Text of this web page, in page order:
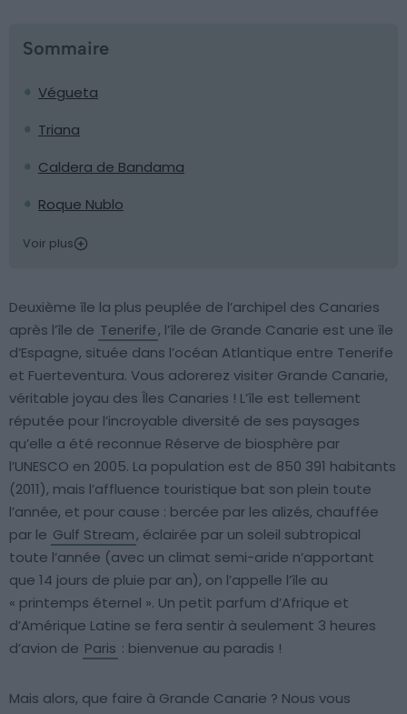
Sommaire
Végueta
Triana
Caldera de Bandama
Roque Nublo
Voir plus
Deuxième île la plus peuplée de l’archipel des Canaries
après l’île de Tenerife, l’île de Grande Canarie est une île
d’Espagne, située dans l’océan Atlantique entre Tenerife
et Fuerteventura. Vous adorerez visiter Grande Canarie,
véritable joyau des Îles Canaries ! L’île est tellement
réputée pour l’incroyable diversité de ses paysages
qu’elle a été reconnue Réserve de biosphère par
l’UNESCO en 2005. La population est de 850 391 habitants
(2011), mais l’affluence touristique bat son plein toute
l’année, et pour cause : bercée par les alizés, chauffée
par le Gulf Stream, éclairée par un soleil subtropical
toute l’année (avec un climat semi-aride n’apportant
que 14 jours de pluie par an), on l’appelle l’île au
« printemps éternel ». Un petit parfum d’Afrique et
d’Amérique Latine se fera sentir à seulement 3 heures
d’avion de Paris : bienvenue au paradis !
Mais alors, que faire à Grande Canarie ? Nous vous